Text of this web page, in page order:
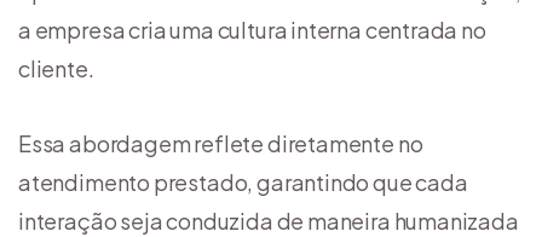
a empresa cria uma cultura interna centrada no
cliente.
Essa abordagem reflete diretamente no
atendimento prestado, garantindo que cada
interação seja conduzida de maneira humanizada